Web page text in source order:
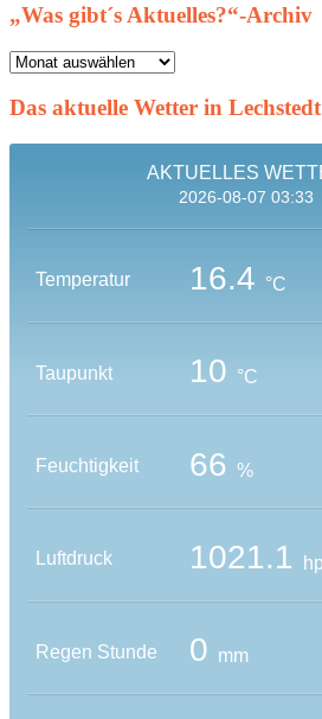
„Was gibt´s Aktuelles?“-Archiv
„Was
´s
Archiv
Das aktuelle Wetter in Lechstedt